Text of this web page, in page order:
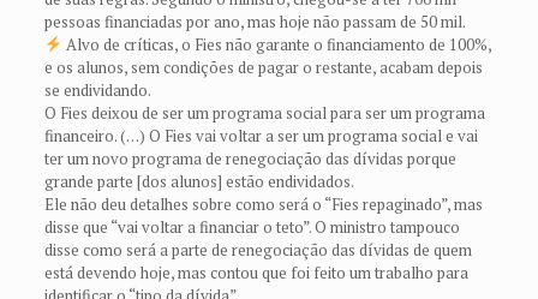
pessoas financiadas por ano, mas hoje não passam de 50 mil.
Alvo de críticas, o Fies não garante o financiamento de 100%,
e os alunos, sem condições de pagar o restante, acabam depois
se endividando.
O Fies deixou de ser um programa social para ser um programa
financeiro. (…) O Fies vai voltar a ser um programa social e vai
ter um novo programa de renegociação das dívidas porque
grande parte [dos alunos] estão endividados.
Ele não deu detalhes sobre como será o “Fies repaginado”, mas
disse que “vai voltar a financiar o teto”. O ministro tampouco
disse como será a parte de renegociação das dívidas de quem
está devendo hoje, mas contou que foi feito um trabalho para